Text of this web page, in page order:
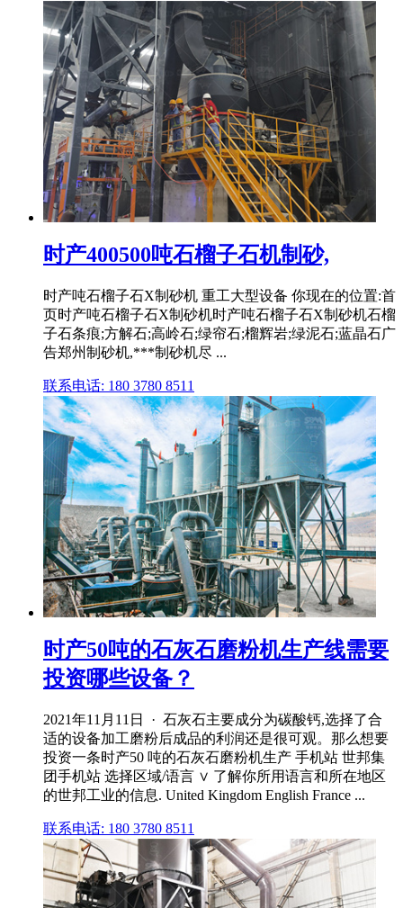
时产400500吨石榴子石机制砂,
时产吨石榴子石X制砂机 重工大型设备 你现在的位置:首
页时产吨石榴子石X制砂机时产吨石榴子石X制砂机石榴
子石条痕;方解石;高岭石;绿帘石;榴辉岩;绿泥石;蓝晶石广
告郑州制砂机,***制砂机尽 ...
联系电话: 180 3780 8511
时产50吨的石灰石磨粉机生产线需要
投资哪些设备？
2021年11月11日 · 石灰石主要成分为碳酸钙,选择了合
适的设备加工磨粉后成品的利润还是很可观。那么想要
投资一条时产50 吨的石灰石磨粉机生产 手机站 世邦集
团手机站 选择区域/语言 ∨ 了解你所用语言和所在地区
的世邦工业的信息. United Kingdom English France ...
联系电话: 180 3780 8511